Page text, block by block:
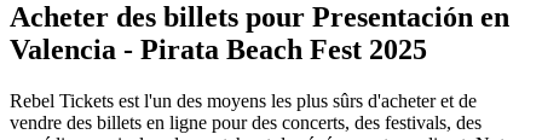
Acheter des billets pour Presentación en
Valencia - Pirata Beach Fest 2025
Rebel Tickets est l'un des moyens les plus sûrs d'acheter et de
vendre des billets en ligne pour des concerts, des festivals, des